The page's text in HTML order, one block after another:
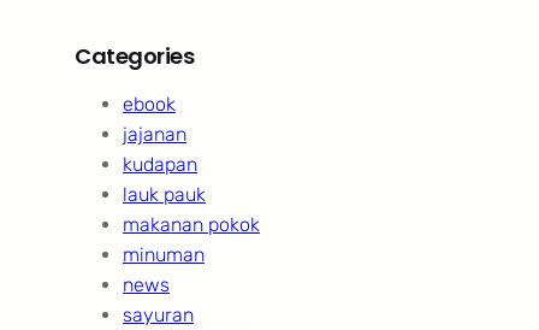
Categories
ebook
jajanan
kudapan
lauk pauk
makanan pokok
minuman
news
sayuran